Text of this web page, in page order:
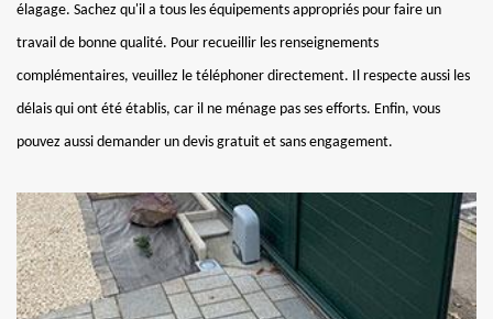
élagage. Sachez qu'il a tous les équipements appropriés pour faire un
travail de bonne qualité. Pour recueillir les renseignements
complémentaires, veuillez le téléphoner directement. Il respecte aussi les
délais qui ont été établis, car il ne ménage pas ses efforts. Enfin, vous
pouvez aussi demander un devis gratuit et sans engagement.